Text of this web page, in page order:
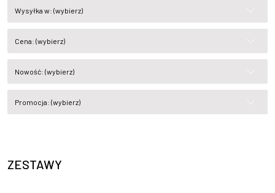
Wysyłka w: (wybierz)
Cena: (wybierz)
Nowość: (wybierz)
Promocja: (wybierz)
ZESTAWY